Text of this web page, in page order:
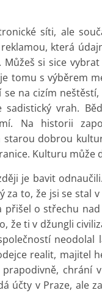
síti, ale
která
si sice
tomu s výběrem
se na cizím
vrah.
Na historii
starou dobrou
Kulturu může
je bavit
za to, že jsi se stal
přišel o střechu
že ti v džungli
realit, majitel
chrání
účty v Praze, ale